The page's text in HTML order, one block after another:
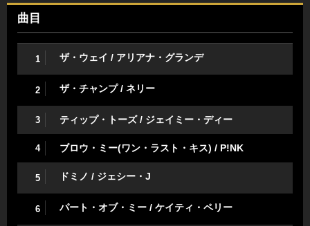
曲目
1 ザ・ウェイ / アリアナ・グランデ
2 ザ・チャンプ / ネリー
3 ティップ・トーズ / ジェイミー・ディー
4 ブロウ・ミー(ワン・ラスト・キス) / P!NK
5 ドミノ / ジェシー・J
6 パート・オブ・ミー / ケイティ・ペリー